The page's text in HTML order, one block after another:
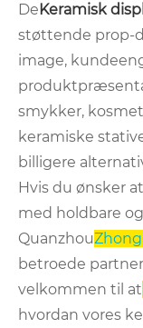
DeKeramisk
støttende prop-
image,
smykker,
keramiske
billigere
Hvis du ønsker
med holdbare
Quanzhou
betroede
velkommen til at
hvordan vores